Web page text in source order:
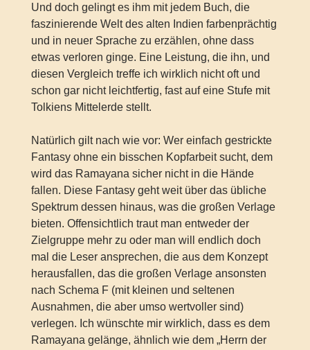
Und doch gelingt es ihm mit jedem Buch, die
faszinierende Welt des alten Indien farbenprächtig
und in neuer Sprache zu erzählen, ohne dass
etwas verloren ginge. Eine Leistung, die ihn, und
diesen Vergleich treffe ich wirklich nicht oft und
schon gar nicht leichtfertig, fast auf eine Stufe mit
Tolkiens Mittelerde stellt.
Natürlich gilt nach wie vor: Wer einfach gestrickte
Fantasy ohne ein bisschen Kopfarbeit sucht, dem
wird das Ramayana sicher nicht in die Hände
fallen. Diese Fantasy geht weit über das übliche
Spektrum dessen hinaus, was die großen Verlage
bieten. Offensichtlich traut man entweder der
Zielgruppe mehr zu oder man will endlich doch
mal die Leser ansprechen, die aus dem Konzept
herausfallen, das die großen Verlage ansonsten
nach Schema F (mit kleinen und seltenen
Ausnahmen, die aber umso wertvoller sind)
verlegen. Ich wünschte mir wirklich, dass es dem
Ramayana gelänge, ähnlich wie dem „Herrn der